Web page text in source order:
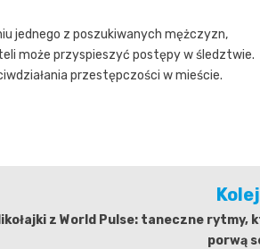
jednego z poszukiwanych mężczyzn,
może przyspieszyć postępy w śledztwie.
przestępczości w mieście.
z World Pulse: taneczne rytmy,
porwą